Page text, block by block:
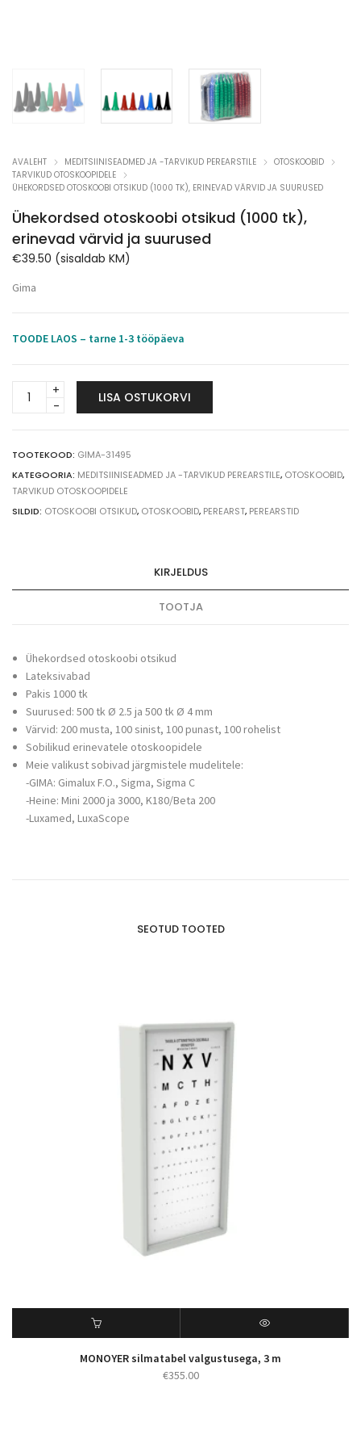
AVALEHT MEDITSIINISEADMED JA -TARVIKUD PEREARSTILE
OTOSKOOBID
TARVIKUD OTOSKOOPIDELE
ÜHEKORDSED OTOSKOOBI OTSIKUD (1000 TK), ERINEVAD VÄRVID JA SUURUSED
Ühekordsed otoskoobi otsikud (1000 tk),
erinevad värvid ja suurused
€39.50 (sisaldab KM)
Gima
TOODE LAOS – tarne 1-3 tööpäeva
Ühekordsed
otoskoobi
tk),
erinevad
värvid
ja
LISA OSTUKORVI
TOOTEKOOD: GIMA-31495
KATEGOORIA: MEDITSIINISEADMED JA -TARVIKUD PEREARSTILE, OTOSKOOBID,
TARVIKUD OTOSKOOPIDELE
SILDID: OTOSKOOBI OTSIKUD, OTOSKOOBID, PEREARST, PEREARSTID
KIRJELDUS
TOOTJA
Ühekordsed otoskoobi otsikud
Lateksivabad
Pakis 1000 tk
Suurused: 500 tk Ø 2.5 ja 500 tk Ø 4 mm
Värvid: 200 musta, 100 sinist, 100 punast, 100 rohelist
Sobilikud erinevatele otoskoopidele
Meie valikust sobivad järgmistele mudelitele:
-GIMA: Gimalux F.O., Sigma, Sigma C
-Heine: Mini 2000 ja 3000, K180/Beta 200
-Luxamed, LuxaScope
SEOTUD TOOTED
MONOYER silmatabel valgustusega, 3 m
€355.00